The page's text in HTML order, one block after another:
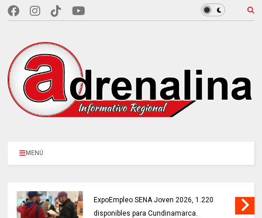
MENÚ
ExpoEmpleo SENA Joven 2026, 1.220
disponibles para Cundinamarca.